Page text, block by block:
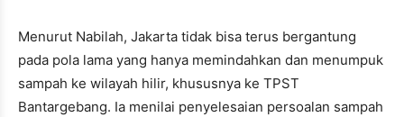
Menurut Nabilah, Jakarta tidak bisa terus bergantung
pada pola lama yang hanya memindahkan dan menumpuk
sampah ke wilayah hilir, khususnya ke TPST
Bantargebang. Ia menilai penyelesaian persoalan sampah